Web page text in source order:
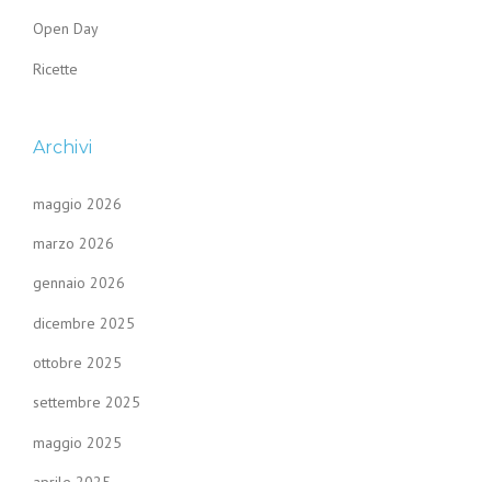
Open Day
Ricette
Archivi
maggio 2026
marzo 2026
gennaio 2026
dicembre 2025
ottobre 2025
settembre 2025
maggio 2025